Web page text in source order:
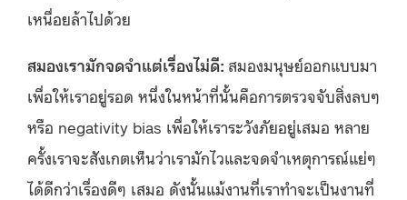
เหนื่อยล้าไปด้วย
สมองเรามักจดจำแต่เรื่องไม่ดี: สมองมนุษย์ออกแบบมา
เพื่อให้เราอยู่รอด หนึ่งในหน้าที่นั้นคือการตรวจจับสิ่งลบๆ
หรือ negativity bias เพื่อให้เราระวังภัยอยู่เสมอ หลาย
ครั้งเราจะสังเกตเห็นว่าเรามักไวและจดจำเหตุการณ์แย่ๆ
ได้ดีกว่าเรื่องดีๆ เสมอ ดังนั้นแม้งานที่เราทำจะเป็นงานที่